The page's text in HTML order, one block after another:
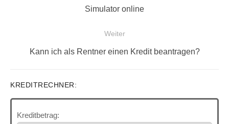
Simulator online
Weiter
Nächster
Kann ich als Rentner einen Kredit beantragen?
KREDITRECHNER:
Kreditbetrag: